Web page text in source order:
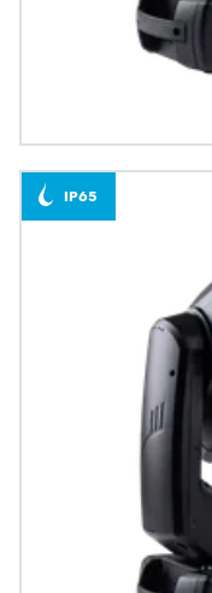
IP65